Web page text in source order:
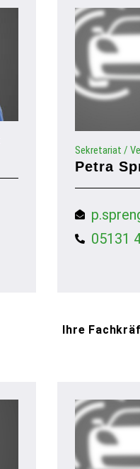
Sekretariat /
Petra
05131
Ihre